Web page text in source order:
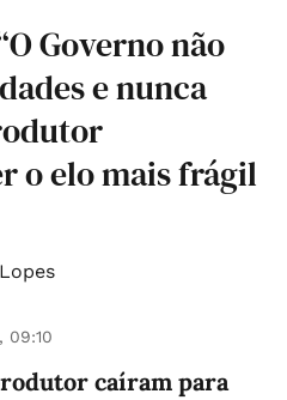
Governo não
e nunca
o elo mais frágil
09:10
caíram para